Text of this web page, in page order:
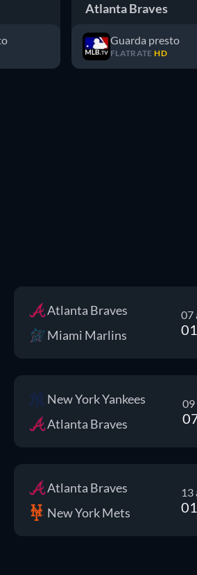
Atlanta Braves
Guarda presto
FLATRATE HD
Atlanta Braves
Miami Marlins
07
New York Yankees
Atlanta Braves
09
Atlanta Braves
New York Mets
13